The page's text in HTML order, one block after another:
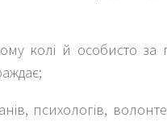
колі й особисто за
психологів,